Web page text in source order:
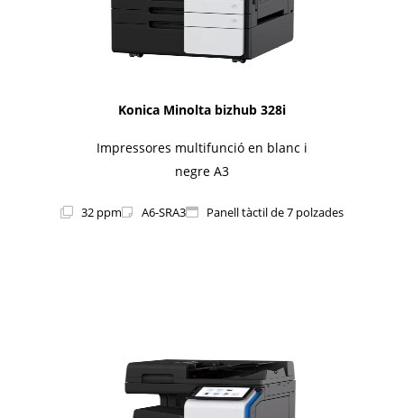
Konica Minolta bizhub 328i
Impressores multifunció en blanc i
negre A3
32 ppm A6-SRA3 Panell tàctil de 7 polzades